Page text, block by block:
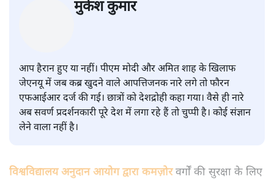
क्यों
विश्लेषण| मुकेश कुमार | 29 JAN, 2026